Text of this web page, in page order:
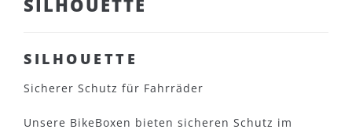
SILHOUETTE
SILHOUETTE
Sicherer Schutz für Fahrräder
Unsere BikeBoxen bieten sicheren Schutz im